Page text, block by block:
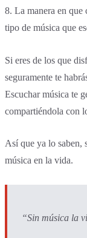
8. La manera en que
tipo de música que
Si eres de los que
seguramente te
Escuchar música te
compartiéndola con
Así que ya lo saben,
música en la vida.
“Sin música la